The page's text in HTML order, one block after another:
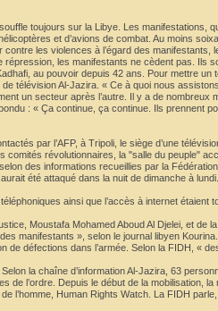
toujours sur la Libye. Les manifestations,
et d’avions de combat. Au moins
contre les violences à l’égard des manifestants,
répression, les manifestants ne cèdent pas. Ils
au pouvoir depuis 42 ans. Pour mettre
télévision Al-Jazira. « Ce à quoi nous
un secteur après l’autre. Il y a de
: « Ça continue, ça continue. Ils prennent
par l’AFP, à Tripoli, le siège d’une
comités révolutionnaires, la "salle du peuple"
des informations recueillies par la
été attaqué dans la nuit de dimanche à lundi.
ainsi que l’accès à internet étaient
Moustafa Mohamed Aboud Al Djelei, et
manifestants », selon le journal libyen
de défections dans l’armée. Selon la FIDH, «
Selon la chaîne d’information Al-Jazira, 63
de l’ordre. Depuis le début de la mobilisation,
l’homme, Human Rights Watch. La FIDH